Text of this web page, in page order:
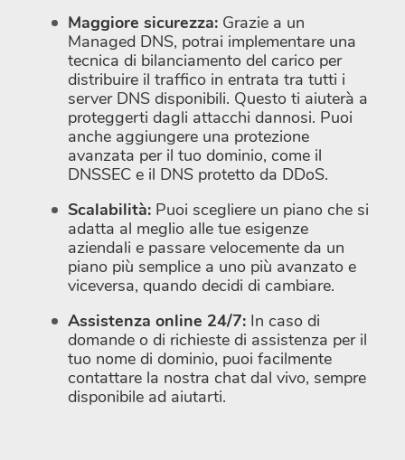
Maggiore sicurezza: Grazie a un
Managed DNS, potrai implementare una
tecnica di bilanciamento del carico per
distribuire il traffico in entrata tra tutti i
server DNS disponibili. Questo ti aiuterà a
proteggerti dagli attacchi dannosi. Puoi
anche aggiungere una protezione
avanzata per il tuo dominio, come il
DNSSEC e il DNS protetto da DDoS.
Scalabilità: Puoi scegliere un piano che si
adatta al meglio alle tue esigenze
aziendali e passare velocemente da un
piano più semplice a uno più avanzato e
viceversa, quando decidi di cambiare.
Assistenza online 24/7: In caso di
domande o di richieste di assistenza per il
tuo nome di dominio, puoi facilmente
contattare la nostra chat dal vivo, sempre
disponibile ad aiutarti.